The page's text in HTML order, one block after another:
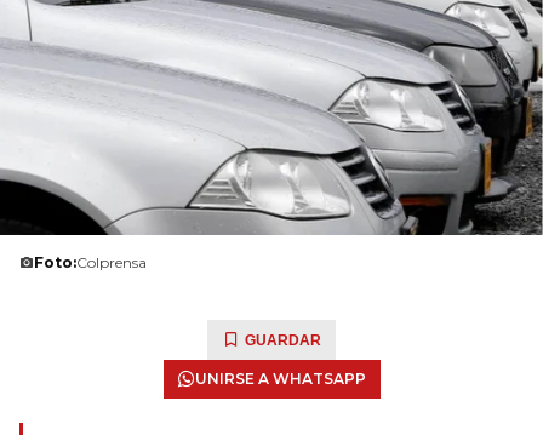
Foto:Colprensa
GUARDAR
UNIRSE A WHATSAPP